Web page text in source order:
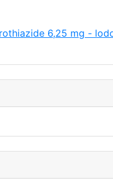
6,25 mg -